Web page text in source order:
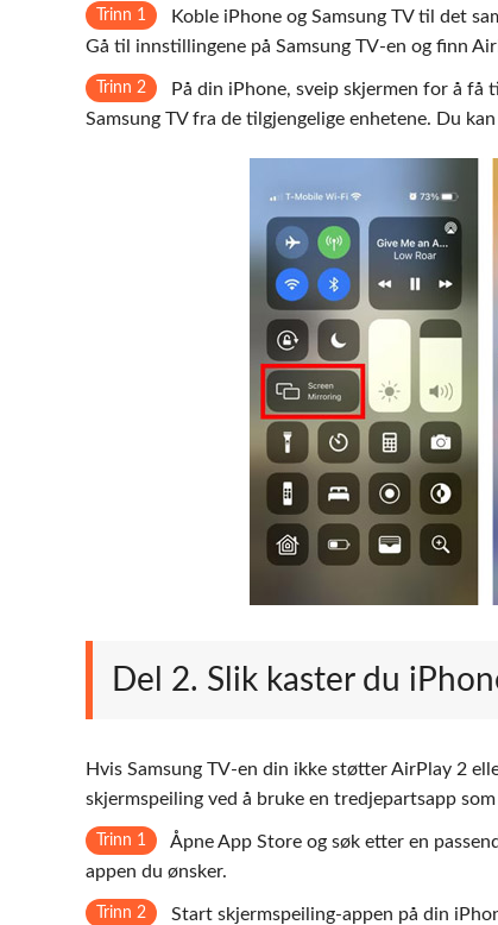
Trinn 1
Koble iPhone og Samsung TV til det
Gå til innstillingene på Samsung TV-en og finn
Trinn 2 På din iPhone, sveip skjermen for å få
Samsung TV fra de tilgjengelige enhetene. Du
Del 2. Slik kaster du
Hvis Samsung TV-en din ikke støtter AirPlay 2
skjermspeiling ved å bruke en tredjepartsapp
Trinn 1
Åpne App Store og søk etter en
appen du ønsker.
Trinn 2 Start skjermspeiling-appen på din